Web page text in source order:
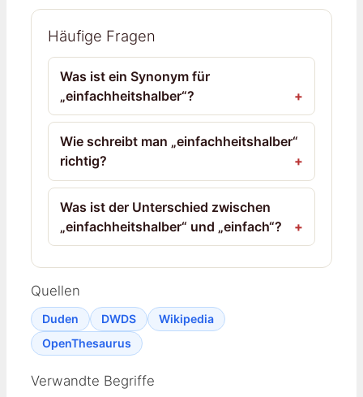
Häufige Fragen
Was ist ein Synonym für
„einfachheitshalber“?
Wie schreibt man „einfachheitshalber“
richtig?
Was ist der Unterschied zwischen
„einfachheitshalber“ und „einfach“?
Quellen
Duden DWDS
Wikipedia
OpenThesaurus
Verwandte Begriffe